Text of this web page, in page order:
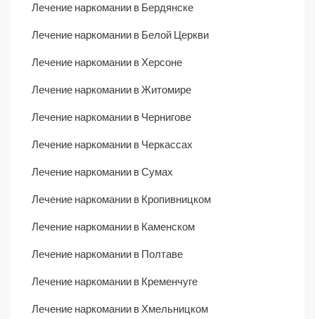
Лечение наркомании в Бердянске
Лечение наркомании в Белой Церкви
Лечение наркомании в Херсоне
Лечение наркомании в Житомире
Лечение наркомании в Чернигове
Лечение наркомании в Черкассах
Лечение наркомании в Сумах
Лечение наркомании в Кропивницком
Лечение наркомании в Каменском
Лечение наркомании в Полтаве
Лечение наркомании в Кременчуге
Лечение наркомании в Хмельницком